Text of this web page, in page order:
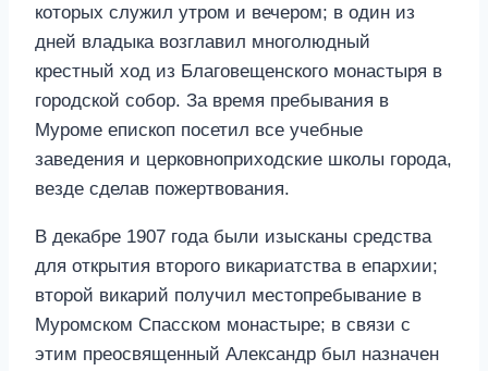
которых служил утром и вечером; в один из
дней владыка возглавил многолюдный
крестный ход из Благовещенского монастыря в
городской собор. За время пребывания в
Муроме епископ посетил все учебные
заведения и церковноприходские школы города,
везде сделав пожертвования.
В декабре 1907 года были изысканы средства
для открытия второго викариатства в епархии;
второй викарий получил местопребывание в
Муромском Спасском монастыре; в связи с
этим преосвященный Александр был назначен